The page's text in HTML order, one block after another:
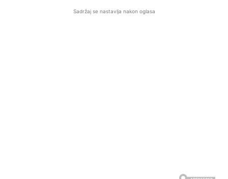
Sadržaj se nastavlja nakon oglasa